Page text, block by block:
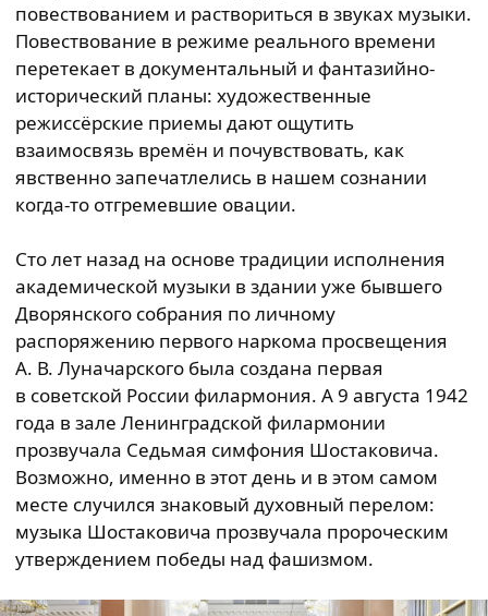
повествованием и раствориться в звуках музыки.
Повествование в режиме реального времени
перетекает в документальный и фантазийно-
исторический планы: художественные
режиссёрские приемы дают ощутить
взаимосвязь времён и почувствовать, как
явственно запечатлелись в нашем сознании
когда-то отгремевшие овации.
Сто лет назад на основе традиции исполнения
академической музыки в здании уже бывшего
Дворянского собрания по личному
распоряжению первого наркома просвещения
А. В. Луначарского была создана первая
в советской России филармония. А 9 августа 1942
года в зале Ленинградской филармонии
прозвучала Седьмая симфония Шостаковича.
Возможно, именно в этот день и в этом самом
месте случился знаковый духовный перелом:
музыка Шостаковича прозвучала пророческим
утверждением победы над фашизмом.